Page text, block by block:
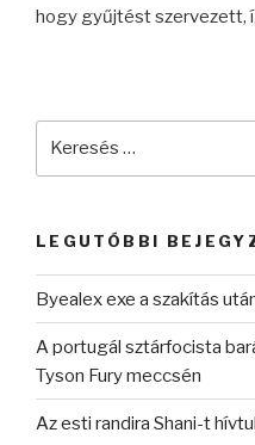
hogy gyűjtést szervezett,
LEGUTÓBBI
Byealex exe a szakítás
A portugál sztárfocista
Tyson Fury meccsén
Az esti randira Shani-t